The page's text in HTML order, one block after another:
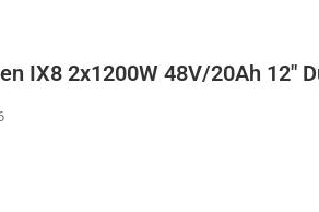
IX8 2x1200W 48V/20Ah 12″